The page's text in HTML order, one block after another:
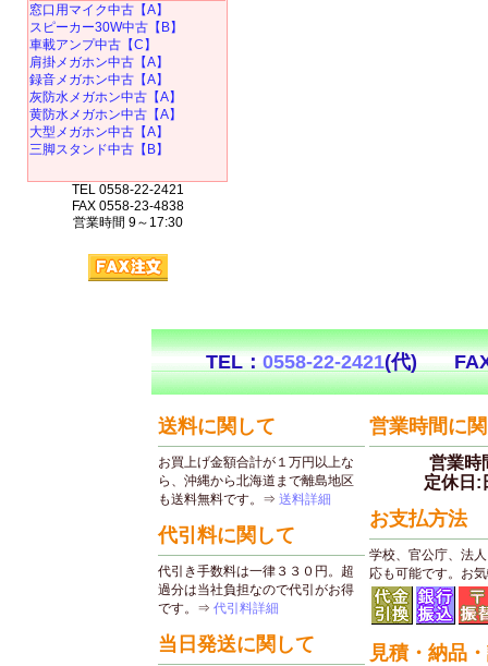
窓口用マイク中古【A】
スピーカー30W中古【B】
車載アンプ中古【C】
肩掛メガホン中古【A】
録音メガホン中古【A】
灰防水メガホン中古【A】
黄防水メガホン中古【A】
大型メガホン中古【A】
三脚スタンド中古【B】
TEL 0558-22-2421
FAX 0558-23-4838
営業時間 9～17:30